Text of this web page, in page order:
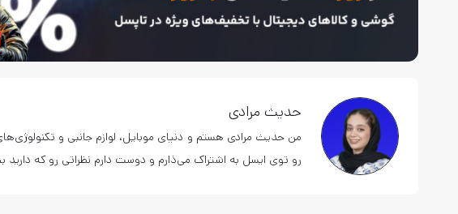
حدیث مرادی
من حدیث مرادی هستم و دنیای موبایل، لوازم جانبی و
رو توی ایسل به اشتراک می‌ذارم و دوست دارم نظراتی رو که دارید